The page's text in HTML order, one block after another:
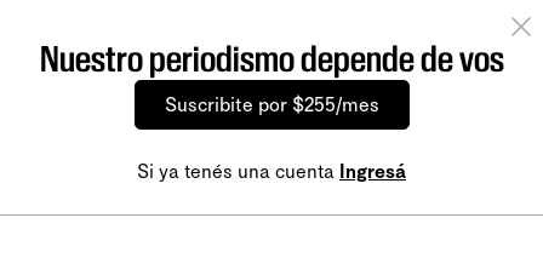
Nuestro periodismo depende de vos
Suscribite por $255/mes
Si ya tenés una cuenta Ingresá